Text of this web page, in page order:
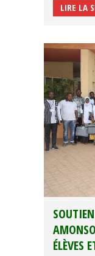
LIRE LA
ÉLÈVES